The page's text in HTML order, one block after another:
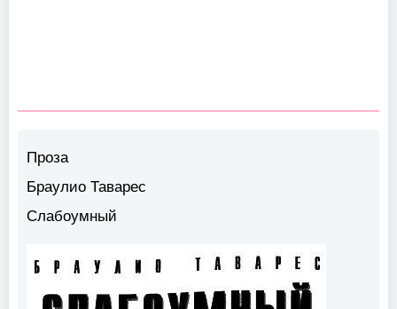
Проза
Браулио Таварес
Слабоумный